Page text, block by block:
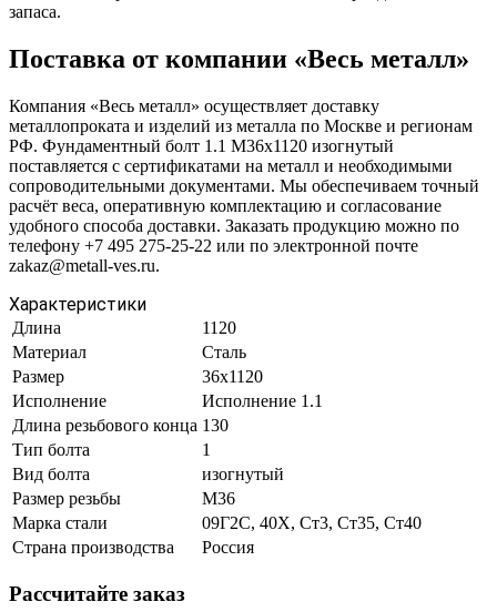
запаса.
Поставка от компании «Весь металл»
Компания «Весь металл» осуществляет доставку
металлопроката и изделий из металла по Москве и регионам
РФ. Фундаментный болт 1.1 М36х1120 изогнутый
поставляется с сертификатами на металл и необходимыми
сопроводительными документами. Мы обеспечиваем точный
расчёт веса, оперативную комплектацию и согласование
удобного способа доставки. Заказать продукцию можно по
телефону +7 495 275-25-22 или по электронной почте
zakaz@metall-ves.ru.
Характеристики
Длина
1120
Материал
Сталь
Размер
36х1120
Исполнение
Исполнение 1.1
Длина резьбового конца 130
Тип болта
1
Вид болта
изогнутый
Размер резьбы
М36
Марка стали
09Г2С, 40Х, Ст3, Ст35, Ст40
Страна производства
Россия
Рассчитайте заказ